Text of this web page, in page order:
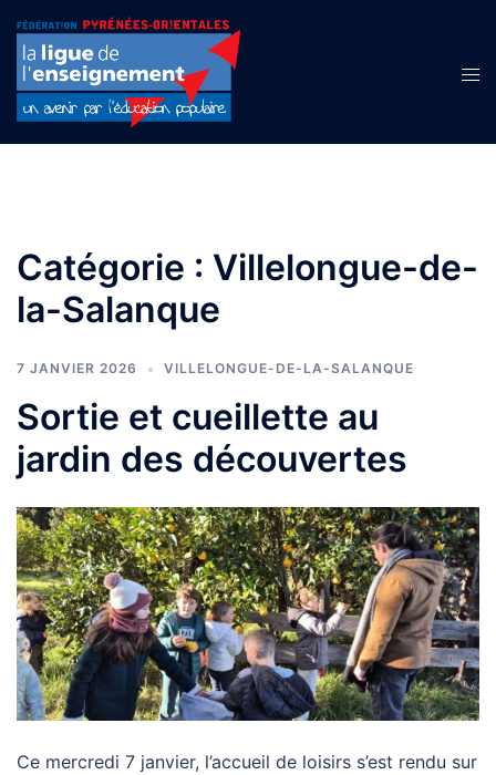
contenu
Catégorie : Villelongue-de-
la-Salanque
7 JANVIER 2026 VILLELONGUE-DE-LA-SALANQUE
Sortie et cueillette au
jardin des découvertes
Ce mercredi 7 janvier, l’accueil de loisirs s’est rendu sur